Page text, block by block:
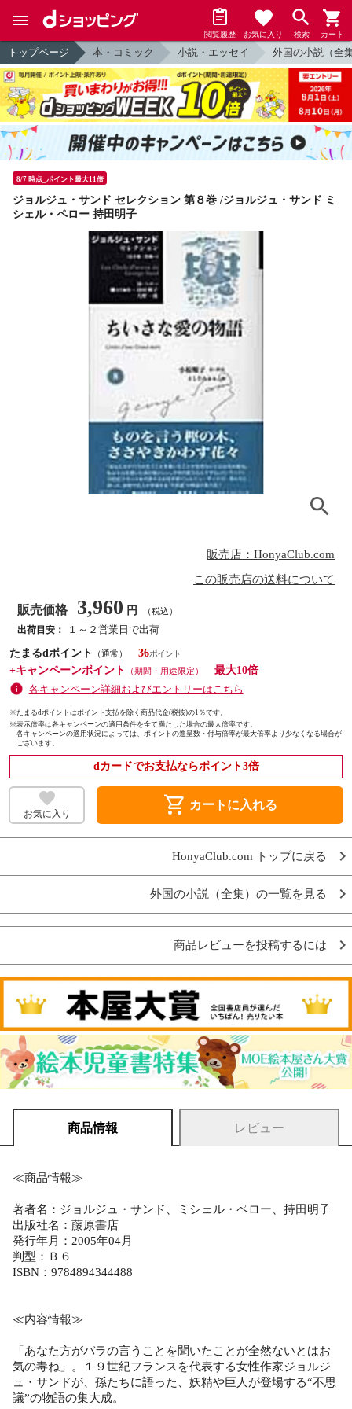
閲覧履歴 お気に入り 検索 カート
トップページ 本・コミック 小説・エッセイ 外国の小説（全
8/7 時点_ポイント最大11倍
ジョルジュ・サンド セレクション 第８巻 /ジョルジュ・サンド ミ
シェル・ペロー 持田明子
販売店：HonyaClub.com
この販売店の送料について
販売価格 3,960 円 （税込）
出荷目安：
１～２営業日で出荷
たまるdポイント
（通常）
36
+キャンペーンポイント
（期間・用途限定）
最大10倍
各キャンペーン詳細およびエントリーはこちら
※たまるdポイントはポイント支払を除く商品代金(税抜)の1％です。
※表示倍率は各キャンペーンの適用条件を全て満たした場合の最大倍率です。
各キャンペーンの適用状況によっては、ポイントの進呈数・付与倍率が最大倍率より少なくなる場合が
ございます。
dカードでお支払ならポイント3倍
お気に入り shopping_cart カートに入れる
HonyaClub.com トップに戻る
外国の小説（全集）の一覧を見る
商品レビューを投稿するには
商品情報 レビュー
≪商品情報≫
著者名：ジョルジュ・サンド、ミシェル・ペロー、持田明子
出版社名：藤原書店
発行年月：2005年04月
判型：Ｂ６
ISBN：9784894344488
≪内容情報≫
「あなた方がバラの言うことを聞いたことが全然ないとはお
気の毒ね」。１９世紀フランスを代表する女性作家ジョルジ
ュ・サンドが、孫たちに語った、妖精や巨人が登場する“不思
議”の物語の集大成。